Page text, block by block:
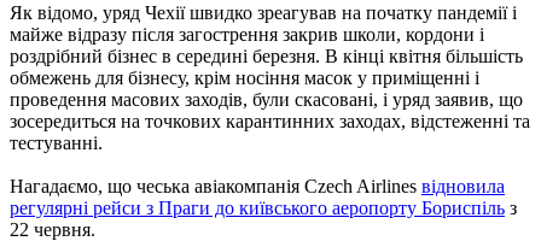
Як відомо, уряд Чехії швидко зреагував на початку пандемії і
майже відразу після загострення закрив школи, кордони і
роздрібний бізнес в середині березня. В кінці квітня більшість
обмежень для бізнесу, крім носіння масок у приміщенні і
проведення масових заходів, були скасовані, і уряд заявив, що
зосередиться на точкових карантинних заходах, відстеженні та
тестуванні.
Нагадаємо, що чеська авіакомпанія Czech Airlines відновила
регулярні рейси з Праги до київського аеропорту Бориспіль з
22 червня.